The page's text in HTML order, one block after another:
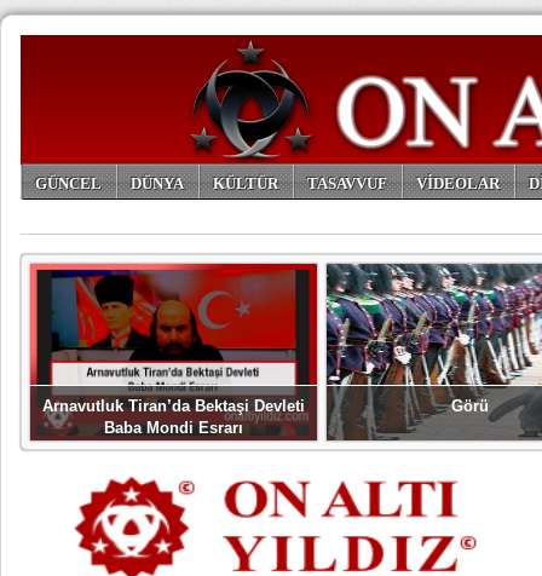
GÜNCEL DÜNYA KÜLTÜR TASAVVUF VİDEOLAR
Arnavutluk Tiran’da Bektaşi Devleti
Baba Mondi Esrarı
Görü